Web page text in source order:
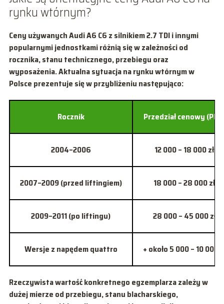
rynku wtórnym?
Ceny używanych Audi A6 C6 z silnikiem 2.7 TDI i innymi
popularnymi jednostkami różnią się w zależności od
rocznika, stanu technicznego, przebiegu oraz
wyposażenia. Aktualna sytuacja na rynku wtórnym w
Polsce prezentuje się w przybliżeniu następująco:
Rocznik Przedział cenowy
2004–2006 12 000 – 18 000 zł
2007–2009 (przed liftingiem) 18 000 – 28 000 zł
2009–2011 (po liftingu) 28 000 – 45 000 zł
Wersje z napędem quattro + około 5 000 – 10 000
Rzeczywista wartość konkretnego egzemplarza zależy w
dużej mierze od przebiegu, stanu blacharskiego,